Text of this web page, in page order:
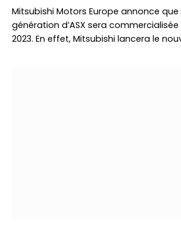
Mitsubishi Motors Europe annonce
génération d’ASX sera
2023. En effet, Mitsubishi lancera le